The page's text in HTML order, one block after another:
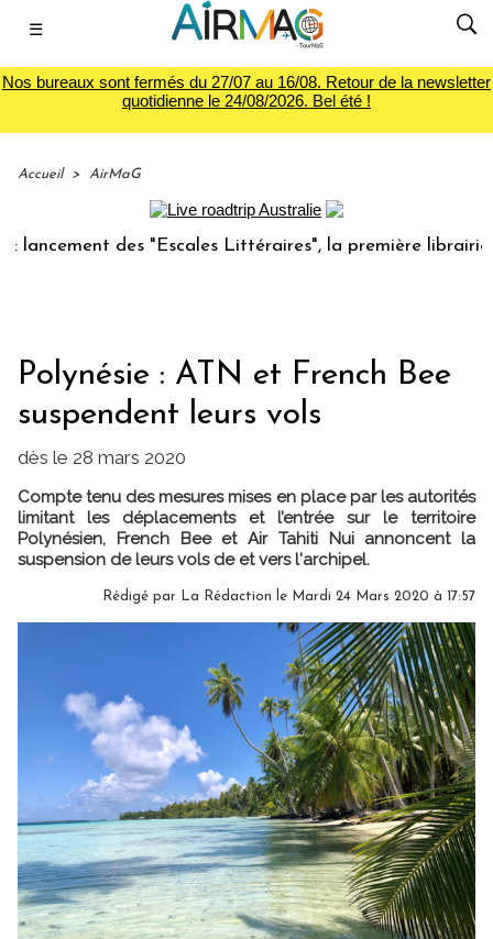
☰
Nos bureaux sont fermés du 27/07 au 16/08. Retour de la newsletter
quotidienne le 24/08/2026. Bel été !
Accueil > AirMaG
des "Escales Littéraires", la première librairie du
Polynésie : ATN et French Bee
suspendent leurs vols
dès le 28 mars 2020
Compte tenu des mesures mises en place par les autorités
limitant les déplacements et l’entrée sur le territoire
Polynésien, French Bee et Air Tahiti Nui annoncent la
suspension de leurs vols de et vers l'archipel.
Rédigé par La Rédaction le Mardi 24 Mars 2020 à 17:57